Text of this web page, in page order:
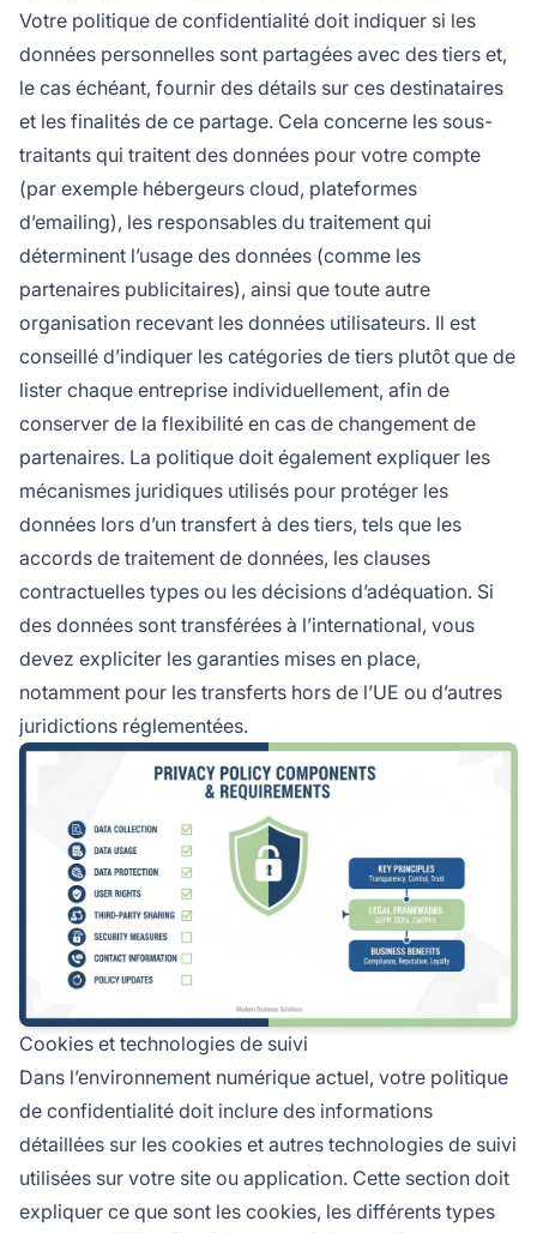
Votre politique de confidentialité doit indiquer si les
données personnelles sont partagées avec des tiers et,
le cas échéant, fournir des détails sur ces destinataires
et les finalités de ce partage. Cela concerne les sous-
traitants qui traitent des données pour votre compte
(par exemple hébergeurs cloud, plateformes
d’emailing), les responsables du traitement qui
déterminent l’usage des données (comme les
partenaires publicitaires), ainsi que toute autre
organisation recevant les données utilisateurs. Il est
conseillé d’indiquer les catégories de tiers plutôt que de
lister chaque entreprise individuellement, afin de
conserver de la flexibilité en cas de changement de
partenaires. La politique doit également expliquer les
mécanismes juridiques utilisés pour protéger les
données lors d’un transfert à des tiers, tels que les
accords de traitement de données, les clauses
contractuelles types ou les décisions d’adéquation. Si
des données sont transférées à l’international, vous
devez expliciter les garanties mises en place,
notamment pour les transferts hors de l’UE ou d’autres
juridictions réglementées.
Cookies et technologies de suivi
Dans l’environnement numérique actuel, votre politique
de confidentialité doit inclure des informations
détaillées sur les cookies et autres technologies de suivi
utilisées sur votre site ou application. Cette section doit
expliquer ce que sont les cookies, les différents types